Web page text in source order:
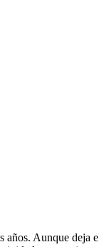
Aunque